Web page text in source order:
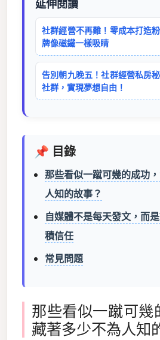
延伸閱讀
社群經營不再難！零成本打造
牌像磁鐵一樣吸睛
告別朝九晚五！社群經營私房
社群，實現夢想自由！
📌 目錄
那些看似一蹴可幾的成功
人知的故事？
自媒體不是每天發文，而
積信任
常見問題
那些看似一蹴可幾
藏著多少不為人知